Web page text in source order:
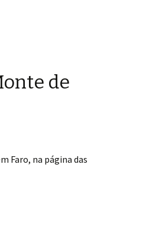
de
Faro, na página das